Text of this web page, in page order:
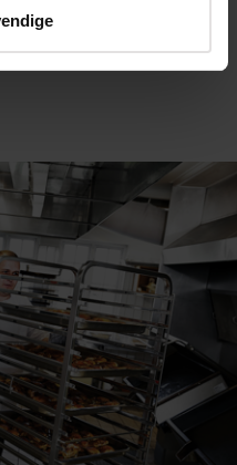
forlader øen i
er populær.